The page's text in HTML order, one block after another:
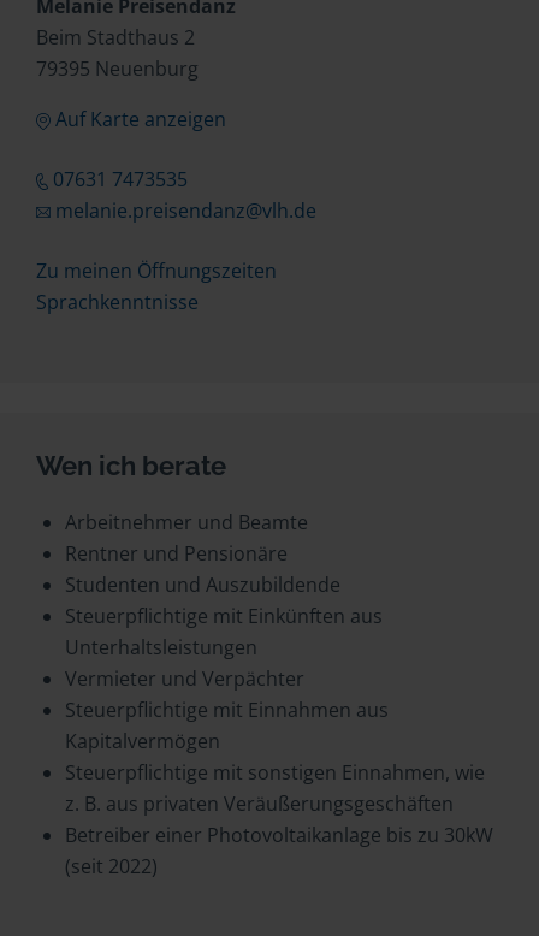
Melanie Preisendanz
Beim Stadthaus 2
79395 Neuenburg
Auf Karte anzeigen
07631 7473535
melanie.preisendanz@vlh.de
Zu meinen Öffnungszeiten
Sprachkenntnisse
Wen ich berate
Arbeitnehmer und Beamte
Rentner und Pensionäre
Studenten und Auszubildende
Steuerpflichtige mit Einkünften aus
Unterhaltsleistungen
Vermieter und Verpächter
Steuerpflichtige mit Einnahmen aus
Kapitalvermögen
Steuerpflichtige mit sonstigen Einnahmen, wie
z. B. aus privaten Veräußerungsgeschäften
Betreiber einer Photovoltaikanlage bis zu 30kW
(seit 2022)